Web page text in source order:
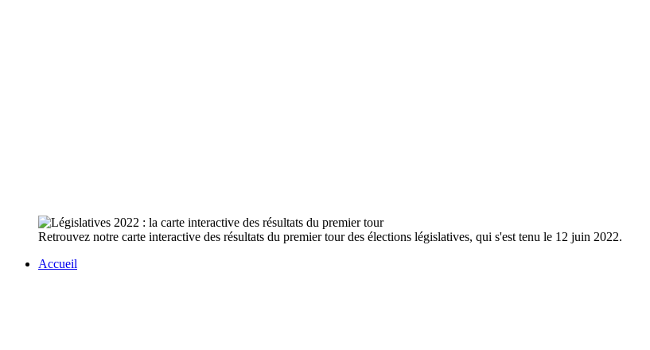
Retrouvez notre carte interactive des résultats du premier tour des élections législatives, qui s'est tenu le 12 juin 2022.
Accueil